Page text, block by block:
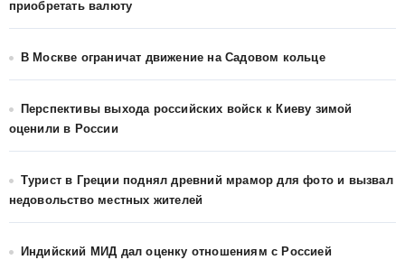
приобретать валюту
В Москве ограничат движение на Садовом кольце
Перспективы выхода российских войск к Киеву зимой
оценили в России
Турист в Греции поднял древний мрамор для фото и вызвал
недовольство местных жителей
Индийский МИД дал оценку отношениям с Россией